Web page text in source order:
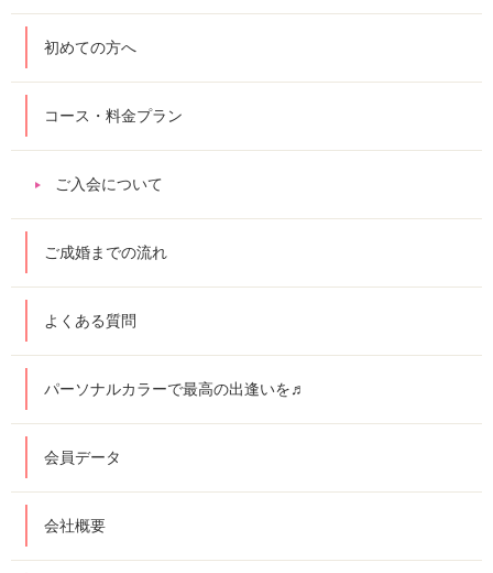
初めての方へ
コース・料金プラン
ご入会について
ご成婚までの流れ
よくある質問
パーソナルカラーで最高の出逢いを♬
会員データ
会社概要